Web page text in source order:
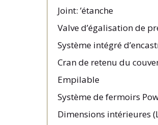
Joint: ’étanche
Valve d’égalisation de
Système intégré
Cran de retenu du
Empilable
Système de fermoirs
Dimensions intérieures